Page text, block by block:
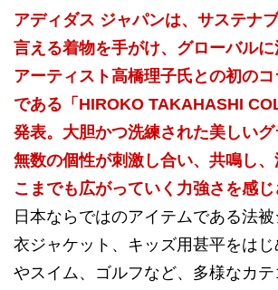
アディダス ジャパンは、サステナ
言える着物を手がけ、グローバル
アーティスト高橋理子氏との初の
である「HIROKO TAKAHASHI
発表。大胆かつ洗練された美しいグ
無数の個性が刺激し合い、共鳴し
こまでも広がっていく力強さを感じ
日本ならではのアイテムである法
衣ジャケット、キッズ用甚平をは
やスイム、ゴルフなど、多様なカテ